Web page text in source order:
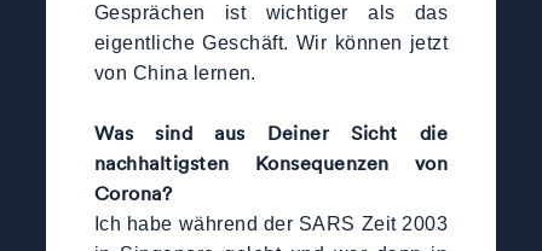
Gesprächen ist wichtiger als das
eigentliche Geschäft. Wir können jetzt
von China lernen.
Was sind aus Deiner Sicht die
nachhaltigsten Konsequenzen von
Corona?
Ich habe während der SARS Zeit 2003